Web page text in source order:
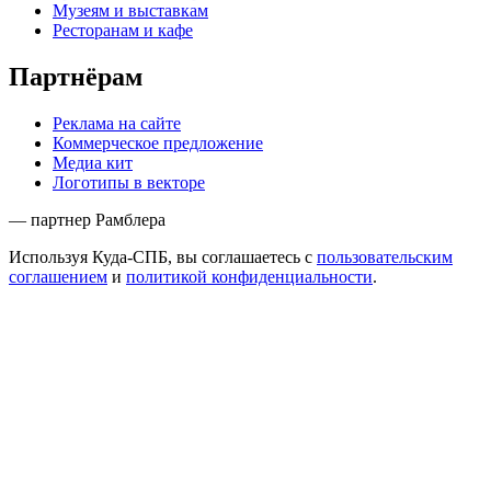
Музеям и выставкам
Ресторанам и кафе
Партнёрам
Реклама на сайте
Коммерческое предложение
Медиа кит
Логотипы в векторе
— партнер Рамблера
Используя Куда-СПБ, вы соглашаетесь с пользовательским
соглашением и политикой конфиденциальности.